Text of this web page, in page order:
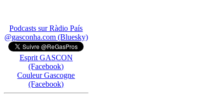
Podcasts sur Ràdio País
@gasconha.com (Bluesky)
Esprit GASCON
(Facebook)
Couleur Gascogne
(Facebook)